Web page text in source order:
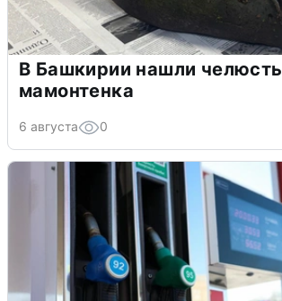
В Башкирии нашли челюсть
мамонтенка
6 августа 0